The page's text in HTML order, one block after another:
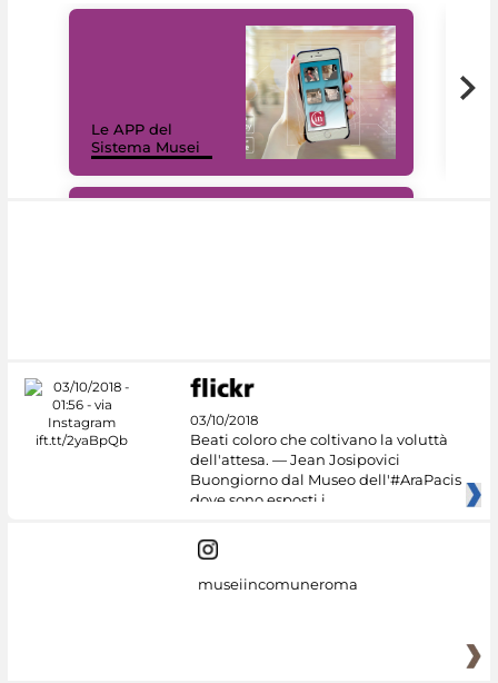
Le APP del
Sistema Musei
03/10/2018
Beati coloro che coltivano la voluttà
dell'attesa. — Jean Josipovici
Buongiorno dal Museo dell'#AraPacis
dove sono esposti i
museiincomuneroma